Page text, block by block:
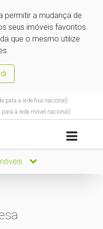
permitir a mudança de
seus imóveis favoritos.
que o mesmo utilize
para a rede fixa nacional)
a rede móvel nacional)